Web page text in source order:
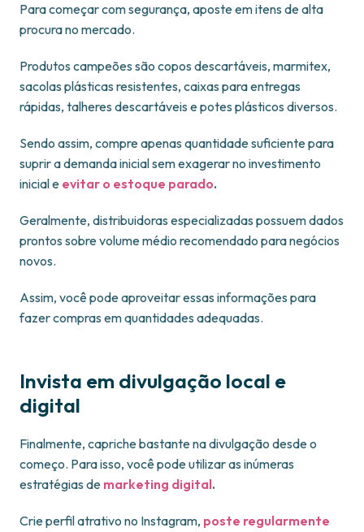
Para começar com segurança, aposte em itens de alta
procura no mercado.
Produtos campeões são copos descartáveis, marmitex,
sacolas plásticas resistentes, caixas para entregas
rápidas, talheres descartáveis e potes plásticos diversos.
Sendo assim, compre apenas quantidade suficiente para
suprir a demanda inicial sem exagerar no investimento
inicial e evitar o estoque parado.
Geralmente, distribuidoras especializadas possuem dados
prontos sobre volume médio recomendado para negócios
novos.
Assim, você pode aproveitar essas informações para
fazer compras em quantidades adequadas.
Invista em divulgação local e
digital
Finalmente, capriche bastante na divulgação desde o
começo. Para isso, você pode utilizar as inúmeras
estratégias de marketing digital.
Crie perfil atrativo no Instagram, poste regularmente